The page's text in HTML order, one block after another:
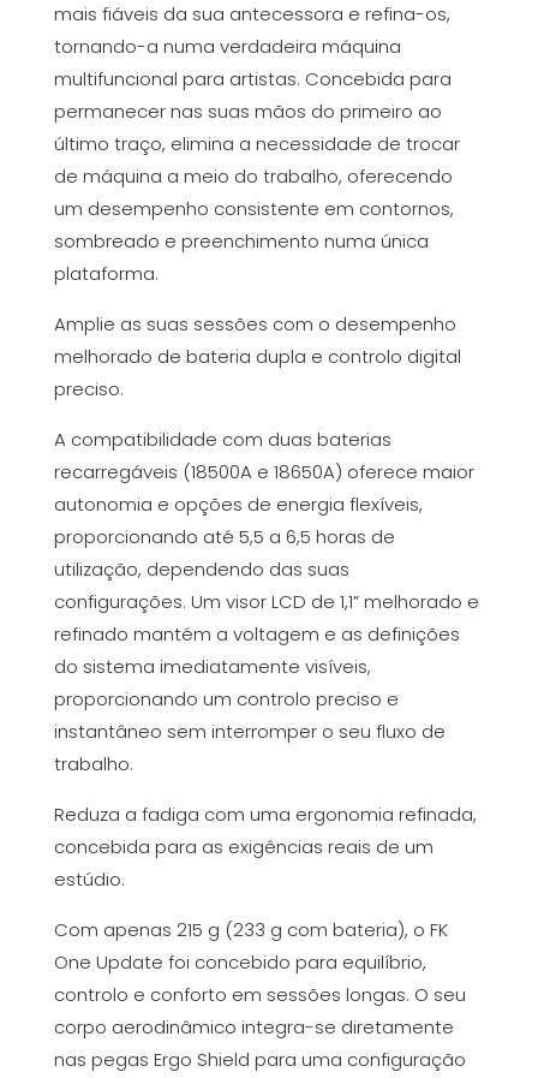
mais fiáveis ​​da sua antecessora e refina-os,
tornando-a numa verdadeira máquina
multifuncional para artistas. Concebida para
permanecer nas suas mãos do primeiro ao
último traço, elimina a necessidade de trocar
de máquina a meio do trabalho, oferecendo
um desempenho consistente em contornos,
sombreado e preenchimento numa única
plataforma.
Amplie as suas sessões com o desempenho
melhorado de bateria dupla e controlo digital
preciso.
A compatibilidade com duas baterias
recarregáveis ​​(18500A e 18650A) oferece maior
autonomia e opções de energia flexíveis,
proporcionando até 5,5 a 6,5 ​​horas de
utilização, dependendo das suas
configurações. Um visor LCD de 1,1” melhorado e
refinado mantém a voltagem e as definições
do sistema imediatamente visíveis,
proporcionando um controlo preciso e
instantâneo sem interromper o seu fluxo de
trabalho.
Reduza a fadiga com uma ergonomia refinada,
concebida para as exigências reais de um
estúdio.
Com apenas 215 g (233 g com bateria), o FK
One Update foi concebido para equilíbrio,
controlo e conforto em sessões longas. O seu
corpo aerodinâmico integra-se diretamente
nas pegas Ergo Shield para uma configuração